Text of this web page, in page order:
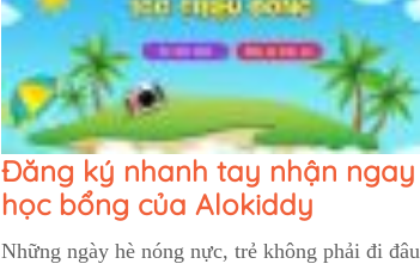
Đăng ký nhanh tay nhận ngay
học bổng của Alokiddy
Những ngày hè nóng nực, trẻ không phải đi đâu